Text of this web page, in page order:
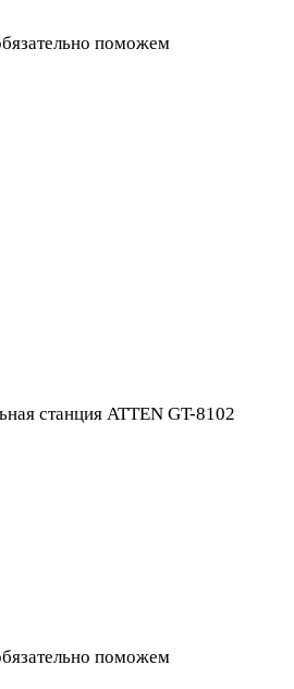
поможем
станция ATTEN GT-8102
поможем